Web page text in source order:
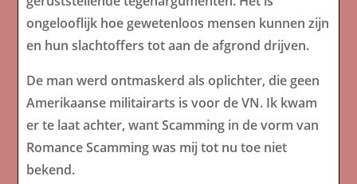
ongelooflijk hoe gewetenloos mensen kunnen zijn
en hun slachtoffers tot aan de afgrond drijven.
De man werd ontmaskerd als oplichter, die geen
Amerikaanse militairarts is voor de VN. Ik kwam
er te laat achter, want Scamming in de vorm van
Romance Scamming was mij tot nu toe niet
bekend.